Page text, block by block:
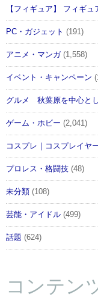
【フィギュア】 フィギ
PC・ガジェット (191)
アニメ・マンガ(1,558)
イベント・キャンペーン
グルメ 秋葉原を中心と
ゲーム・ホビー (2,041)
コスプレ｜コスプレイヤ
プロレス・格闘技 (48)
未分類 (108)
芸能・アイドル (499)
話題 (624)
コンテン